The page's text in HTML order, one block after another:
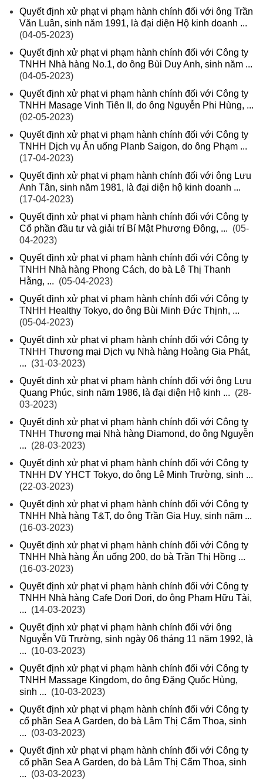
Quyết định xử phạt vi phạm hành chính đối với ông Trần
Văn Luân, sinh năm 1991, là đại diện Hộ kinh doanh ...
(04-05-2023)
Quyết định xử phạt vi phạm hành chính đối với Công ty
TNHH Nhà hàng No.1, do ông Bùi Duy Anh, sinh năm ...
(04-05-2023)
Quyết định xử phạt vi phạm hành chính đối với Công ty
TNHH Masage Vinh Tiên II, do ông Nguyễn Phi Hùng, ...
(02-05-2023)
Quyết định xử phạt vi phạm hành chính đối với Công ty
TNHH Dịch vụ Ăn uống Planb Saigon, do ông Phạm ...
(17-04-2023)
Quyết định xử phạt vi phạm hành chính đối với ông Lưu
Anh Tân, sinh năm 1981, là đại diện hộ kinh doanh ...
(17-04-2023)
Quyết định xử phạt vi phạm hành chính đối với Công ty
Cổ phần đầu tư và giải trí Bí Mật Phương Đông, ... (05-
04-2023)
Quyết định xử phạt vi phạm hành chính đối với Công ty
TNHH Nhà hàng Phong Cách, do bà Lê Thị Thanh
Hằng, ... (05-04-2023)
Quyết định xử phạt vi phạm hành chính đối với Công ty
TNHH Healthy Tokyo, do ông Bùi Minh Đức Thịnh, ...
(05-04-2023)
Quyết định xử phạt vi phạm hành chính đối với Công ty
TNHH Thương mại Dịch vụ Nhà hàng Hoàng Gia Phát,
... (31-03-2023)
Quyết định xử phạt vi phạm hành chính đối với ông Lưu
Quang Phúc, sinh năm 1986, là đại diện Hộ kinh ... (28-
03-2023)
Quyết định xử phạt vi phạm hành chính đối với Công ty
TNHH Thương mại Nhà hàng Diamond, do ông Nguyễn
... (28-03-2023)
Quyết định xử phạt vi phạm hành chính đối với Công ty
TNHH DV YHCT Tokyo, do ông Lê Minh Trường, sinh ...
(22-03-2023)
Quyết định xử phạt vi phạm hành chính đối với Công ty
TNHH Nhà hàng T&T, do ông Trần Gia Huy, sinh năm ...
(16-03-2023)
Quyết định xử phạt vi phạm hành chính đối với Công ty
TNHH Nhà hàng Ăn uống 200, do bà Trần Thị Hồng ...
(16-03-2023)
Quyết định xử phạt vi phạm hành chính đối với Công ty
TNHH Nhà hàng Cafe Dori Dori, do ông Phạm Hữu Tài,
... (14-03-2023)
Quyết định xử phạt vi phạm hành chính đối với ông
Nguyễn Vũ Trường, sinh ngày 06 tháng 11 năm 1992, là
... (10-03-2023)
Quyết định xử phạt vi phạm hành chính đối với Công ty
TNHH Massage Kingdom, do ông Đặng Quốc Hùng,
sinh ... (10-03-2023)
Quyết định xử phạt vi phạm hành chính đối với Công ty
cổ phần Sea A Garden, do bà Lâm Thị Cẩm Thoa, sinh
... (03-03-2023)
Quyết định xử phạt vi phạm hành chính đối với Công ty
cổ phần Sea A Garden, do bà Lâm Thị Cẩm Thoa, sinh
... (03-03-2023)